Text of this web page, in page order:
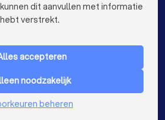
adviseurs in Utrecht
adviseurs in Tilburg
adviseurs in Groningen
adviseurs in Almere
keyboard_arrow_down
dit aanvullen met informatie
verstrekt.
accepteren
noodzakelijk
beheren